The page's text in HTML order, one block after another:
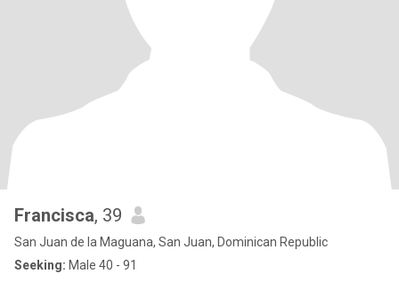
Francisca, 39
San Juan de la Maguana, San Juan, Dominican Republic
Seeking: Male 40 - 91